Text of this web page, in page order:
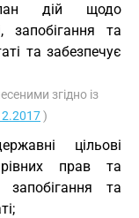
дій щодо
запобігання та
та забезпечує
згідно із
)
цільові
прав та
запобігання та